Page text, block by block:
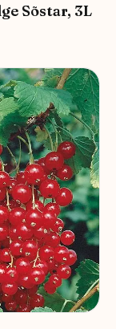
Sõstar, 3L